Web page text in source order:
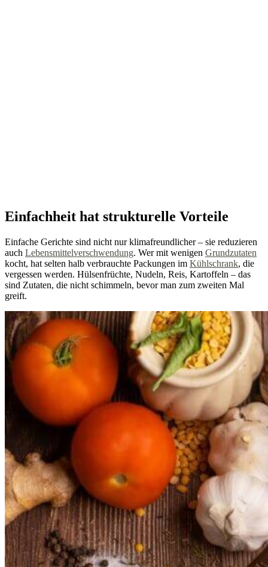
Einfachheit hat strukturelle Vorteile
Einfache Gerichte sind nicht nur klimafreundlicher – sie reduzieren
auch Lebensmittelverschwendung. Wer mit wenigen Grundzutaten
kocht, hat selten halb verbrauchte Packungen im Kühlschrank, die
vergessen werden. Hülsenfrüchte, Nudeln, Reis, Kartoffeln – das
sind Zutaten, die nicht schimmeln, bevor man zum zweiten Mal
greift.